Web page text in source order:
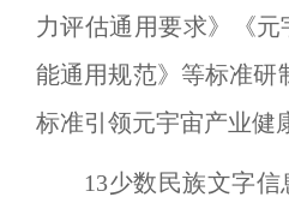
力评估通用要求》《
能通用规范》等标准研
标准引领元宇宙产业健
13少数民族文字